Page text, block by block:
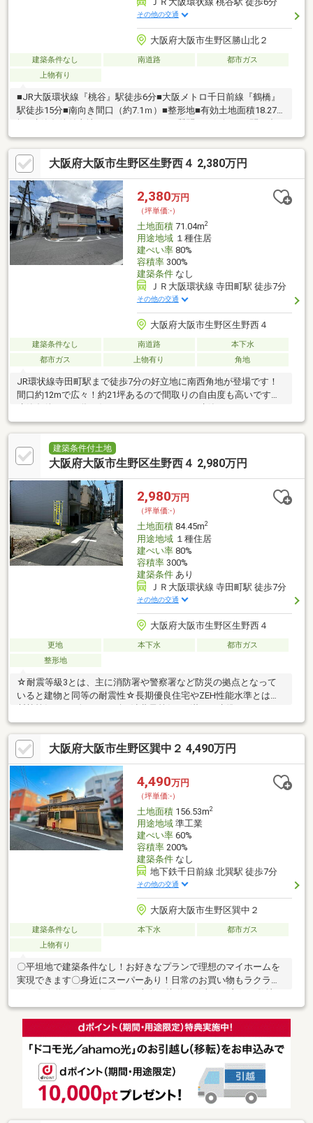
その他の交通
大阪府大阪市生野区勝山北２
建築条件なし 南道路
都市ガス
上物有り
■JR大阪環状線『桃谷』駅徒歩6分■大阪メトロ千日前線『鶴橋』
駅徒歩15分■南向き間口（約7.1ｍ）■整形地■有効土地面積18.27
わせください。■フリーコール：0120-051-232
大阪府大阪市生野区生野西４ 2,380万円
2,380万円
（坪単価:-）
土地面積71.04m2
用途地域１種住居
建ぺい率80%
容積率300%
建築条件なし
ＪＲ大阪環状線 寺田町駅 徒歩7分
その他の交通
大阪府大阪市生野区生野西４
建築条件なし 南道路
本下水
都市ガス
上物有り 角地
JR環状線寺田町駅まで徒歩7分の好立地に南西角地が登場です！
間口約12mで広々！約21坪あるので間取りの自由度も高いです。
ーパー・病院・小学校・中学校まで徒歩10分圏内で非常に生活至
便なエリアです。前面道路も約10ｍあるので開放感抜群◎道幅は
広めですが閑静な住宅街の一通なので車通りはそこまで多くな
く、小さなお子様のいるご家庭にも嬉しいですね♪是非一度現地へ
が丁寧に対応いたします。LIXIL不動産ショップ 葵TEL 0120-
建築条件付土地
大阪府大阪市生野区生野西４ 2,980万円
2,980万円
（坪単価:-）
土地面積84.45m2
用途地域１種住居
建ぺい率80%
容積率300%
建築条件あり
ＪＲ大阪環状線 寺田町駅 徒歩7分
その他の交通
大阪府大阪市生野区生野西４
更地 本下水
都市ガス
整形地
☆耐震等級3とは、主に消防署や警察署など防災の拠点となって
いると建物と同等の耐震性☆長期優良住宅やZEH性能水準とは、
断熱等級5・一次エネルギー消費量等級6を満たす水準となりま
す。住宅の断熱を強化し、高効率な省エネ設備を使用し、「健
康・快適・お得」の3大メリットを実現します。エネルギーを極力
必要としなくて、かつ上手に使用する事により、ヒートショッ
ク・アレルギー等を防ぎ、お子様や高齢者の方も健康な暮らしが
できて、足元が冷える・朝の家事がつらい・そんな不満が無くな
り快適に過ごせて、光熱費も抑えられてお得な住宅
大阪府大阪市生野区巽中２ 4,490万円
4,490万円
（坪単価:-）
土地面積156.53m2
用途地域準工業
建ぺい率60%
容積率200%
建築条件なし
地下鉄千日前線 北巽駅 徒歩7分
その他の交通
大阪府大阪市生野区巽中２
建築条件なし 本下水
都市ガス
上物有り
〇平坦地で建築条件なし！お好きなプランで理想のマイホームを
実現できます〇身近にスーパーあり！日常のお買い物もラクラク
す〇建ぺい率60％、容積率200％！多彩なプランが可能な土地で
す〇便利なアクセス！南巽駅まで徒歩12分、北巽駅まで徒歩7分
の立地です〇周辺にはスーパーが徒歩10分以内！日常のお買い物
もスムーズ〇平坦地で暮らしやすい環境！市街地も近く、利便性